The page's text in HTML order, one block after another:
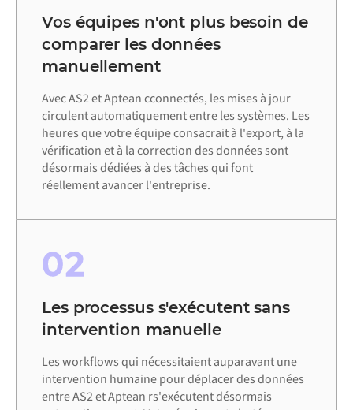
Vos équipes n'ont plus besoin de
comparer les données
manuellement
Avec AS2 et Aptean cconnectés, les mises à jour
circulent automatiquement entre les systèmes. Les
heures que votre équipe consacrait à l'export, à la
vérification et à la correction des données sont
désormais dédiées à des tâches qui font
réellement avancer l'entreprise.
02
Les processus s'exécutent sans
intervention manuelle
Les workflows qui nécessitaient auparavant une
intervention humaine pour déplacer des données
entre AS2 et Aptean rs'exécutent désormais